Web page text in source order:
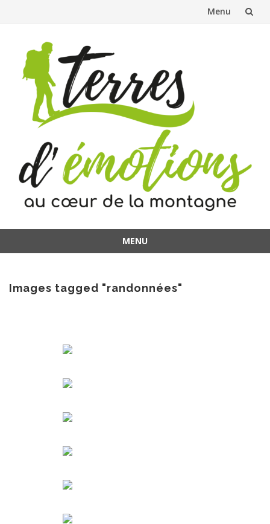
Menu
contenu
MENU
contenu
Images tagged "randonnées"